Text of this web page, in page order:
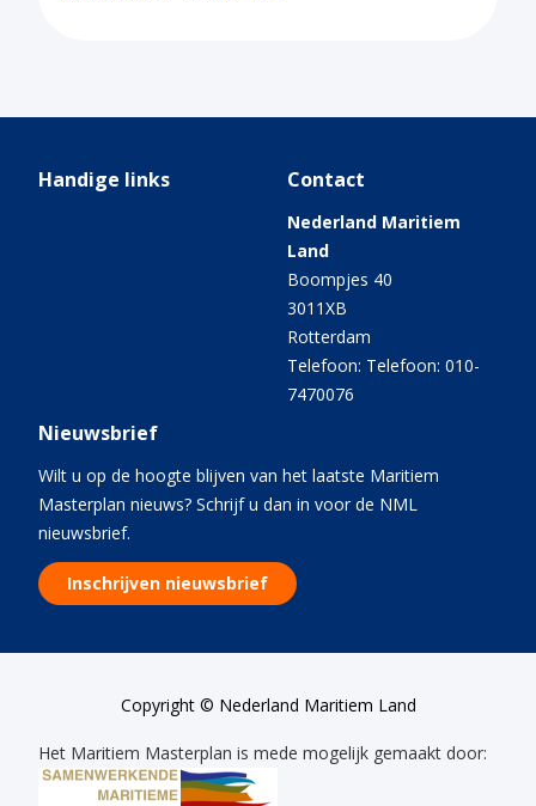
Handige links Contact
Nederland Maritiem
Land
Boompjes 40
3011XB
Rotterdam
Telefoon: Telefoon: 010-
7470076
Nieuwsbrief
Wilt u op de hoogte blijven van het laatste Maritiem
Masterplan nieuws? Schrijf u dan in voor de NML
nieuwsbrief.
Inschrijven nieuwsbrief
Copyright © Nederland Maritiem Land
Het Maritiem Masterplan is mede mogelijk gemaakt door: